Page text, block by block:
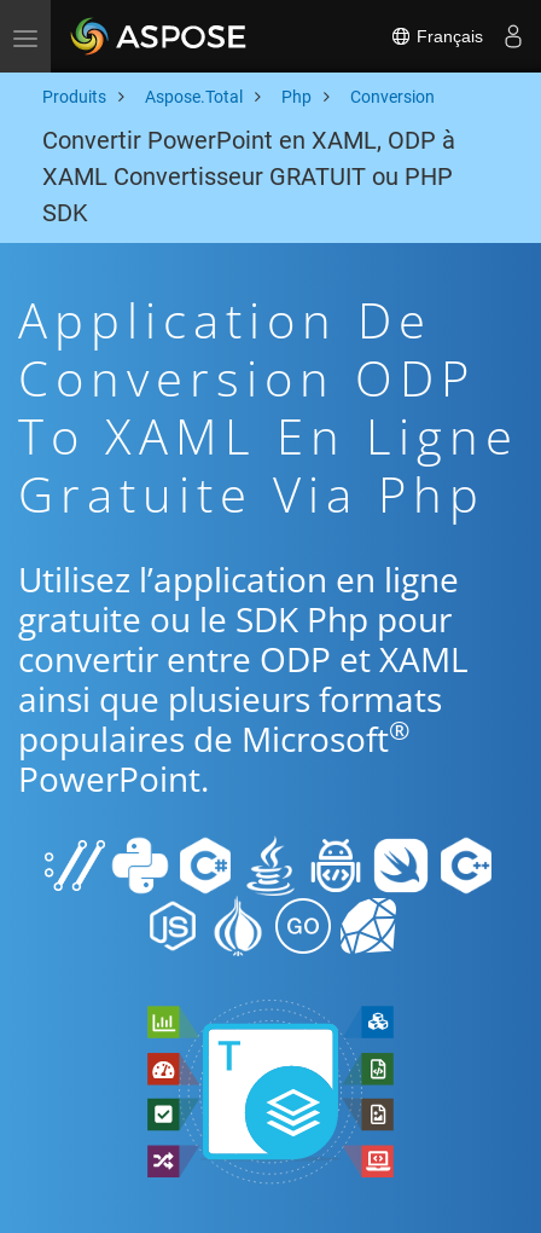
Toggle navigation Français
Produits Aspose.Total Php Conversion
Convertir PowerPoint en XAML, ODP à
XAML Convertisseur GRATUIT ou PHP
SDK
Application De
Conversion ODP
To XAML En Ligne
Gratuite Via Php
Utilisez l’application en ligne
gratuite ou le SDK Php pour
convertir entre ODP et XAML
ainsi que plusieurs formats
populaires de Microsoft®
PowerPoint.